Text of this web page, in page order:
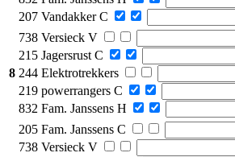
207 Vandakker C
8
738 Versieck V
215 Jagersrust C
244 Elektrotrekkers
219 powerrangers C
832 Fam. Janssens H
205 Fam. Janssens C
738 Versieck V